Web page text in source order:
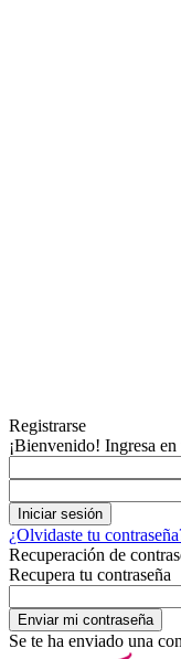
Registrarse
¡Bienvenido! Ingresa en
¿Olvidaste tu
Recuperación de
Recupera tu contraseña
Se te ha enviado una